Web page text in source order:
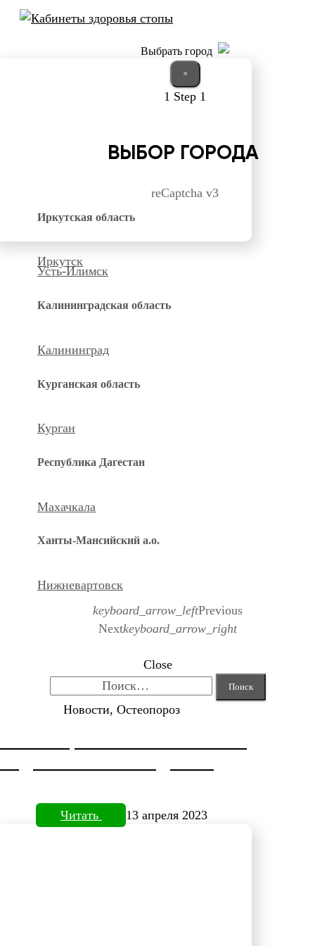
Выбрать город
×
1 Step 1
ВЫБОР ГОРОДА
reCaptcha v3
Иркутская область
Иркутск
Усть-Илимск
Калининградская область
Калининград
Курганская область
Курган
Республика Дагестан
Махачкала
Ханты-Мансийский а.о.
Нижневартовск
keyboard_arrow_leftPrevious
Nextkeyboard_arrow_right
Close
Новости, Остеопороз
Читать 13 апреля 2023